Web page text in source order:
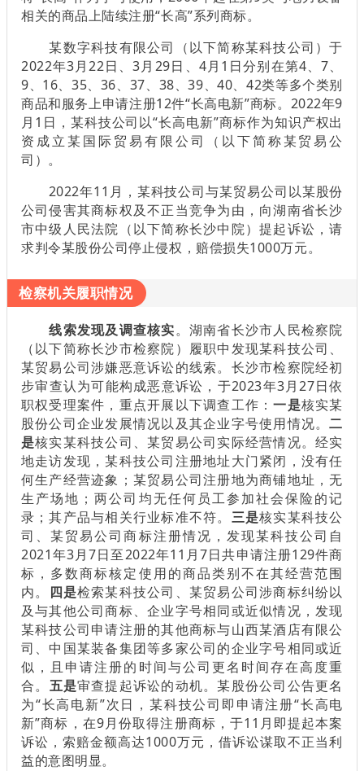
相关的商品上陆续注册“长高”系列商标。
某数字科技有限公司（以下简称某科技公司）于
2022年3月22日、3月29日、4月1日分别在第4、7、
9、16、35、36、37、38、39、40、42类等多个类别
商品和服务上申请注册12件“长高电新”商标。2022年9
月1日，某科技公司以“长高电新”商标作为知识产权出
资成立某国际贸易有限公司（以下简称某贸易公
司）。
2022年11月，某科技公司与某贸易公司以某股份
公司侵害其商标权及不正当竞争为由，向湖南省长沙
市中级人民法院（以下简称长沙中院）提起诉讼，请
求判令某股份公司停止侵权，赔偿损失1000万元。
检察机关履职情况
线索发现及调查核实。湖南省长沙市人民检察院
（以下简称长沙市检察院）履职中发现某科技公司、
某贸易公司涉嫌恶意诉讼的线索。长沙市检察院经初
步审查认为可能构成恶意诉讼，于2023年3月27日依
职权受理案件，重点开展以下调查工作：一是核实某
股份公司企业发展情况以及其企业字号使用情况。二
是核实某科技公司、某贸易公司实际经营情况。经实
地走访发现，某科技公司注册地址大门紧闭，没有任
何生产经营迹象；某贸易公司注册地为商铺地址，无
生产场地；两公司均无任何员工参加社会保险的记
录；其产品与相关行业标准不符。 三是核实某科技公
司、某贸易公司商标注册情况，发现某科技公司自
2021年3月7日至2022年11月7日共申请注册129件商
标，多数商标核定使用的商品类别不在其经营范围
内。
四是检索某科技公司、某贸易公司涉商标纠纷以
及与其他公司商标、企业字号相同或近似情况，发现
某科技公司申请注册的其他商标与山西某酒店有限公
司、中国某装备集团等多家公司的企业字号相同或近
似，且申请注册的时间与公司更名时间存在高度重
合。 五是审查提起诉讼的动机。某股份公司公告更名
为“长高电新”次日，某科技公司即申请注册“长高电
新”商标，在9月份取得注册商标，于11月即提起本案
诉讼，索赔金额高达1000万元，借诉讼谋取不正当利
益的意图明显。